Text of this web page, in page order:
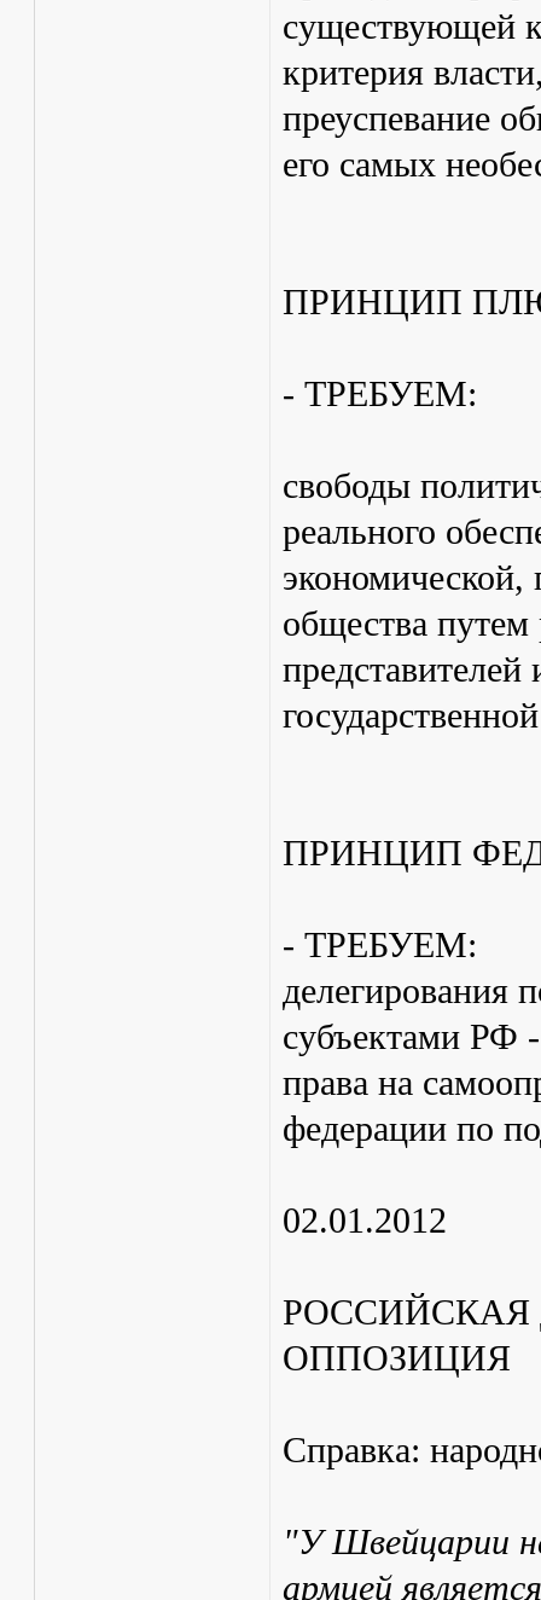
существующей
критерия
преуспевание
его самых
ПРИНЦИП
- ТРЕБУЕМ:
свободы
реального
экономической,
общества путем
ПРИНЦИП
- ТРЕБУЕМ:
делегирования
субъектами РФ
права на
федерации по
02.01.2012
РОССИЙСКАЯ
ОППОЗИЦИЯ
Справка:
"У Швейцарии
армией